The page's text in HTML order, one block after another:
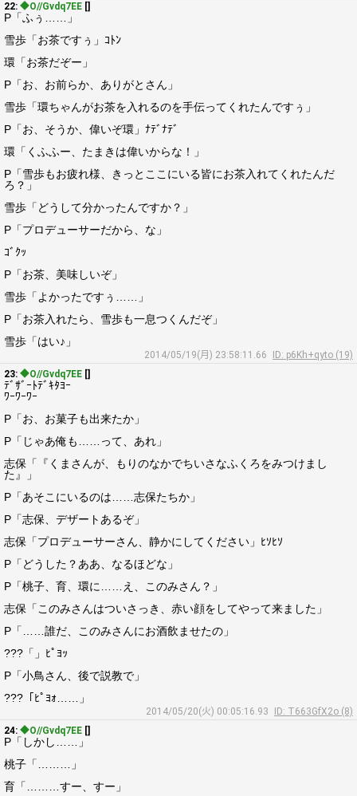
22: ◆O//Gvdq7EE []
P「ふぅ……」
雪歩「お茶ですぅ」ｺﾄﾝ
環「お茶だぞー」
P「お、お前らか、ありがとさん」
雪歩「環ちゃんがお茶を入れるのを手伝ってくれたんですぅ」
P「お、そうか、偉いぞ環」ﾅﾃﾞﾅﾃﾞ
環「くふふー、たまきは偉いからな！」
P「雪歩もお疲れ様、きっとここにいる皆にお茶入れてくれたんだ
ろ？」
雪歩「どうして分かったんですか？」
P「プロデューサーだから、な」
ｺﾞｸｯ
P「お茶、美味しいぞ」
雪歩「よかったですぅ……」
P「お茶入れたら、雪歩も一息つくんだぞ」
雪歩「はい♪」
2014/05/19(月) 23:58:11.66
ID: p6Kh+qyto (19)
23: ◆O//Gvdq7EE []
ﾃﾞｻﾞｰﾄﾃﾞｷﾀﾖｰ
ﾜｰﾜｰﾜｰ
P「お、お菓子も出来たか」
P「じゃあ俺も……って、あれ」
志保「『くまさんが、もりのなかでちいさなふくろをみつけまし
た』」
P「あそこにいるのは……志保たちか」
P「志保、デザートあるぞ」
志保「プロデューサーさん、静かにしてください」ﾋｿﾋｿ
P「どうした？ああ、なるほどな」
P「桃子、育、環に……え、このみさん？」
志保「このみさんはついさっき、赤い顔をしてやって来ました」
P「……誰だ、このみさんにお酒飲ませたの」
???「」ﾋﾟﾖｯ
P「小鳥さん、後で説教で」
???「ﾋﾟﾖｫ……」
2014/05/20(火) 00:05:16.93
ID: T663GfX2o (8)
24: ◆O//Gvdq7EE []
P「しかし……」
桃子「………」
育「………すー、すー」